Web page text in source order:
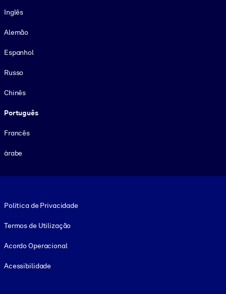
Inglês
Alemão
Espanhol
Russo
Chinês
Português
Francês
árabe
Política de Privacidade
Termos de Utilização
Acordo Operacional
Acessibilidade